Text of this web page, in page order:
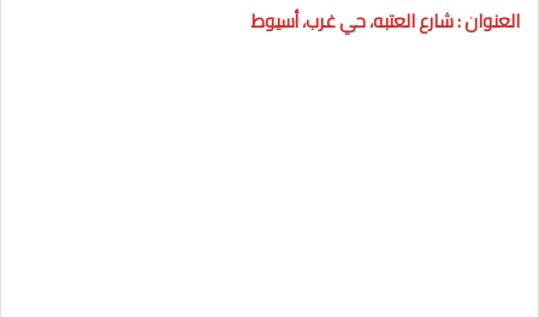
العنوان : شارع العتبه، حي غرب، أسيوط